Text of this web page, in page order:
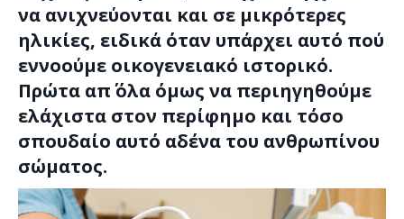
να ανιχνεύονται και σε μικρότερες
ηλικίες, ειδικά όταν υπάρχει αυτό πού
εννοούμε οικογενειακό ιστορικό.
Πρώτα απ΄ όλα όμως να περιηγηθούμε
ελάχιστα στον περίφημο και τόσο
σπουδαίο αυτό αδένα του ανθρωπίνου
σώματος.